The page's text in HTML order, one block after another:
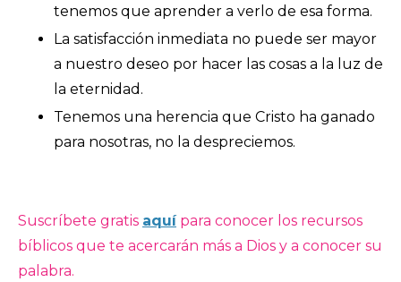
tenemos que aprender a verlo de esa forma.
La satisfacción inmediata no puede ser mayor
a nuestro deseo por hacer las cosas a la luz de
la eternidad.
Tenemos una herencia que Cristo ha ganado
para nosotras, no la despreciemos.
Suscríbete gratis aquípara conocer los recursos
bíblicos que te acercarán más a Dios y a conocer su
palabra.